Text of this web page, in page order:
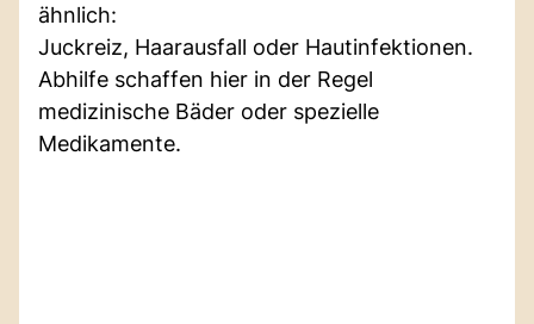
ähnlich:
Juckreiz, Haarausfall oder Hautinfektionen.
Abhilfe schaffen hier in der Regel
medizinische Bäder oder spezielle
Medikamente.